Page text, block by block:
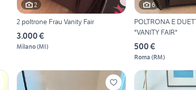
2
2 poltrone Frau Vanity Fair
3.000 €
Milano(MI)
6
POLTRONA E
"VANITY FAIR"
500 €
Roma (RM)